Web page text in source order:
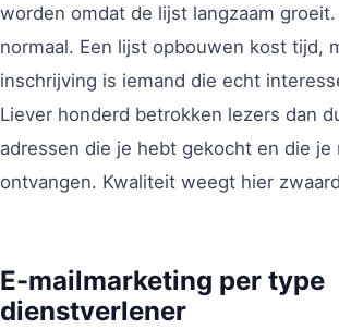
worden omdat de lijst langzaam groeit.
normaal. Een lijst opbouwen kost tijd,
inschrijving is iemand die echt
Liever honderd betrokken lezers dan
adressen die je hebt gekocht en die je
ontvangen. Kwaliteit weegt hier
E-mailmarketing per type
dienstverlener